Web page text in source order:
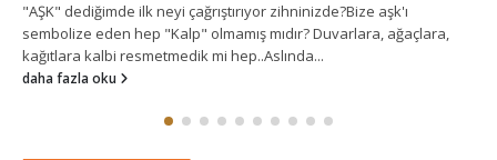
"AŞK" dediğimde ilk neyi çağrıştırıyor zihninizde?Bize aşk'ı
sembolize eden hep "Kalp" olmamış mıdır? Duvarlara, ağaçlara,
kağıtlara kalbi resmetmedik mi hep..Aslında...
daha fazla oku